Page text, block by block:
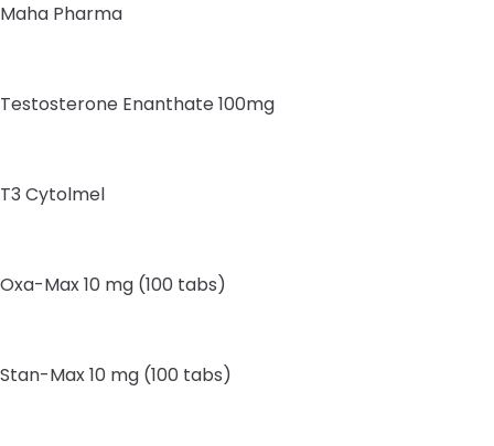
Maha Pharma
Testosterone Enanthate 100mg
T3 Cytolmel
Oxa-Max 10 mg (100 tabs)
Stan-Max 10 mg (100 tabs)